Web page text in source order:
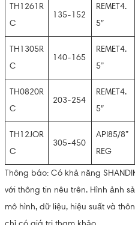
TH1261R
C
135-152
REMET4.
5″
TH1305R
C
140-165
REMET4.
5”
TH0820R
C
203-254
REMET4.
5″
TH12JOR
C
305-450
API85/8”
REG
Thông báo: Có khả năng
với thông tin nêu trên. Hình ảnh
mô hình, dữ liệu, hiệu suất và